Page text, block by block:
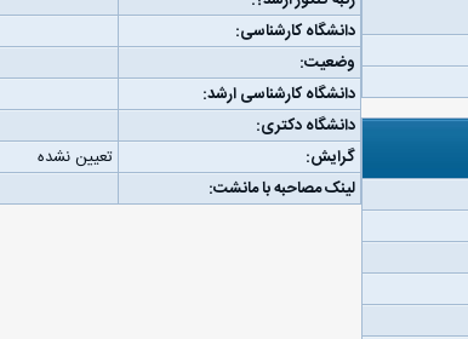
دانشگاه کارشناسی:
وضعیت:
دانشگاه کارشناسی ارشد:
دانشگاه دکتری:
گرایش:
تعیین نشده
لینک مصاحبه با مانشت: